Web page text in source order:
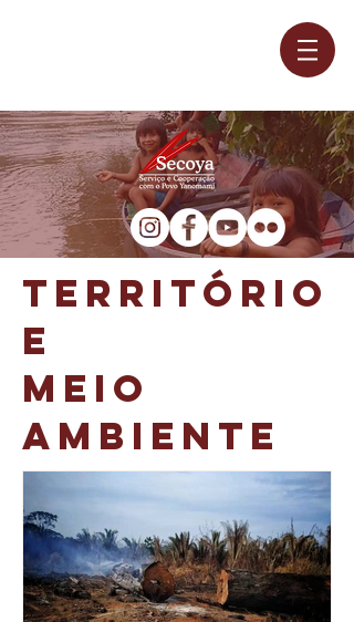
TERRITÓRIO
E
MEIO
AMBIENTE